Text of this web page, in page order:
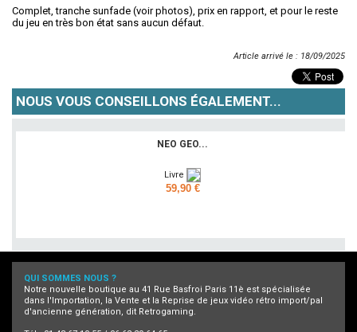
Complet, tranche sunfade (voir photos), prix en rapport, et pour le reste
du jeu en très bon état sans aucun défaut.
Article arrivé le : 18/09/2025
NOUS VOUS CONSEILLONS ÉGALEMENT...
NEO GEO...
Livre
59,90 €
QUI SOMMES NOUS ?
Notre nouvelle boutique au 41 Rue Basfroi Paris 11è est spécialisée
dans l'Importation, la Vente et la Reprise de jeux vidéo rétro import/pal
d'ancienne génération, dit Retrogaming.